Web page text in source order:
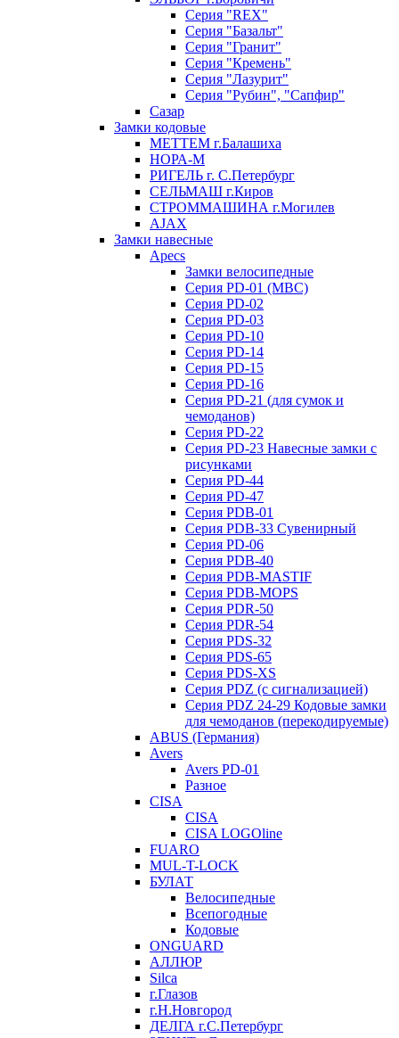
Серия "REX"
Серия "Базальт"
Серия "Гранит"
Серия "Кремень"
Серия "Лазурит"
Серия "Рубин", "Сапфир"
Сазар
Замки кодовые
МЕТТЕМ г.Балашиха
НОРА-М
РИГЕЛЬ г. С.Петербург
СЕЛЬМАШ г.Киров
СТРОММАШИНА г.Могилев
AJAX
Замки навесные
Apecs
Замки велосипедные
Серия PD-01 (МВС)
Серия PD-02
Серия PD-03
Серия PD-10
Серия PD-14
Серия PD-15
Серия PD-16
Серия PD-21 (для сумок и
чемоданов)
Серия PD-22
Серия PD-23 Навесные замки с
рисунками
Серия PD-44
Серия PD-47
Серия PDB-01
Серия PDB-33 Сувенирный
Серия PD-06
Серия PDB-40
Серия PDB-MASTIF
Серия PDB-MOPS
Серия PDR-50
Серия PDR-54
Серия PDS-32
Серия PDS-65
Серия PDS-XS
Серия PDZ (с сигнализацией)
Серия PDZ 24-29 Кодовые замки
для чемоданов (перекодируемые)
ABUS (Германия)
Avers
Avers PD-01
Разное
CISA
CISA
CISA LOGOline
FUARO
MUL-T-LOCK
БУЛАТ
Велосипедные
Всепогодные
Кодовые
ONGUARD
АЛЛЮР
Silca
г.Глазов
г.Н.Новгород
ДЕЛГА г.С.Петербург